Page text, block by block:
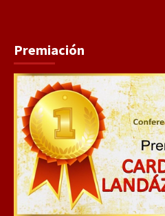
Premiación